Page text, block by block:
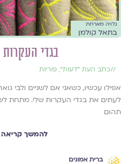
גלויה מארחת
בתאל קולמן
בגדי
//כתב העת ״דעות״, פוריות
אפילו עכשיו, כשאני אם לשניים ולבי
לעתים את בגדי העקרות שלי. מתחת
תהום
להמשך קריאה
ברית אמונים